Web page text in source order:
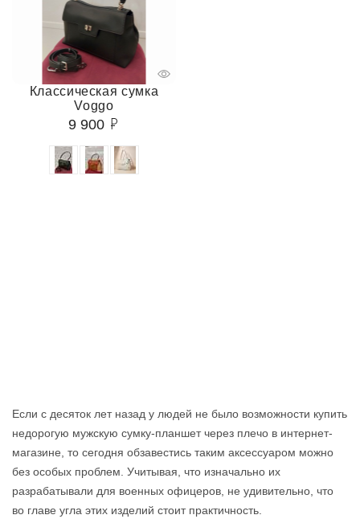
Классическая сумка
Voggo
9 900
Если с десяток лет назад у людей не было возможности купить
недорогую мужскую сумку-планшет через плечо в интернет-
магазине, то сегодня обзавестись таким аксессуаром можно
без особых проблем. Учитывая, что изначально их
разрабатывали для военных офицеров, не удивительно, что
во главе угла этих изделий стоит практичность.